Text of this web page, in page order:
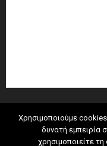
Χρησιμοποιούμε
δυνατή εμπειρία
χρησιμοποιείτε